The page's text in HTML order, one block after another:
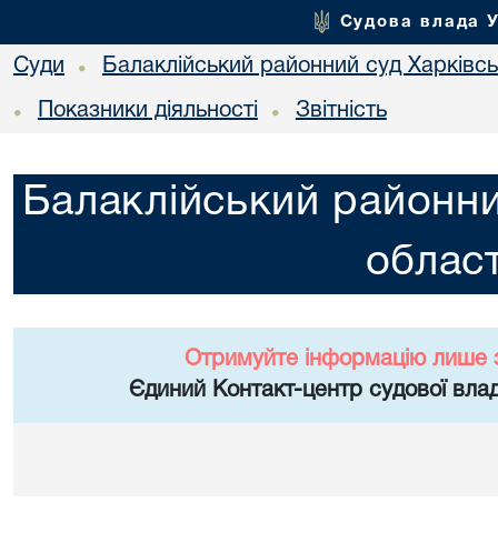
Судова влада
Суди • Балаклійський районний суд
• Показники діяльності • Звітність
Балаклійський
Отримуйте інформацію лише
Єдиний Контакт-центр судової